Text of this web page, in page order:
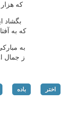
كه
بگشاد
كه به
به
ز جمال
اختر باده